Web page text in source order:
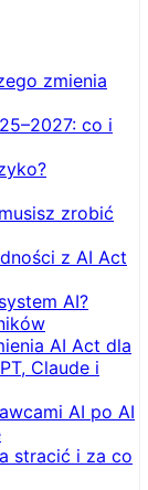
zmienia
co i
zrobić
z AI Act
AI?
AI Act dla
Claude i
AI po AI
stracić i za co